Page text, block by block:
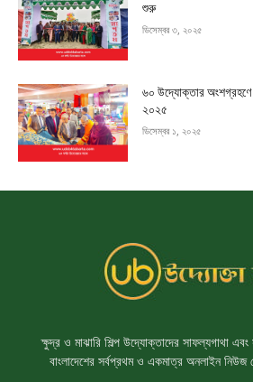
শুরু
ডিসেম্বর ৩, ২০২৫
৬০ উদ্যোক্তার অংশগ্রহণে
২০২৫
ডিসেম্বর ১, ২০২৫
ক্ষুদ্র ও মাঝারি শিল্প উদ্যোক্তাদের সাফল্যগাথা এবং
বাংলাদেশের সর্বপ্রথম ও একমাত্র অনলাইন নিউজ